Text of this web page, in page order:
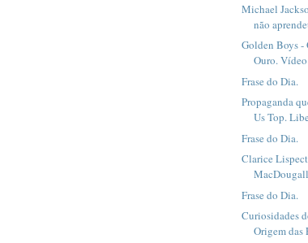
Michael
não
Golden Boys -
Ouro. Vídeo
Frase do Dia.
Propaganda
Us Top.
Frase do Dia.
Clarice
Frase do Dia.
Curiosidades
Origem das